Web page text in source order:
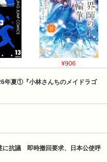
¥906
年夏①『小林さんちのメイドラゴ
抗議　即時撤回要求、日本公使呼